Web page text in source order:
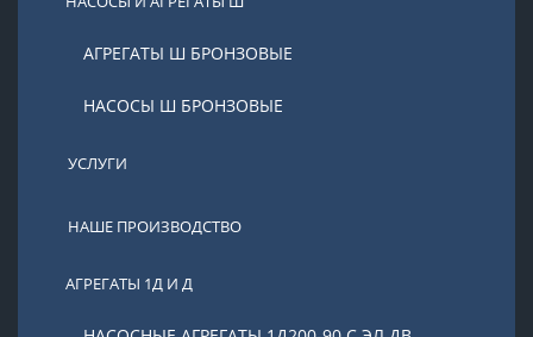
АГРЕГАТЫ Ш БРОНЗОВЫЕ
НАСОСЫ Ш БРОНЗОВЫЕ
УСЛУГИ
НАШЕ ПРОИЗВОДСТВО
АГРЕГАТЫ 1Д И Д